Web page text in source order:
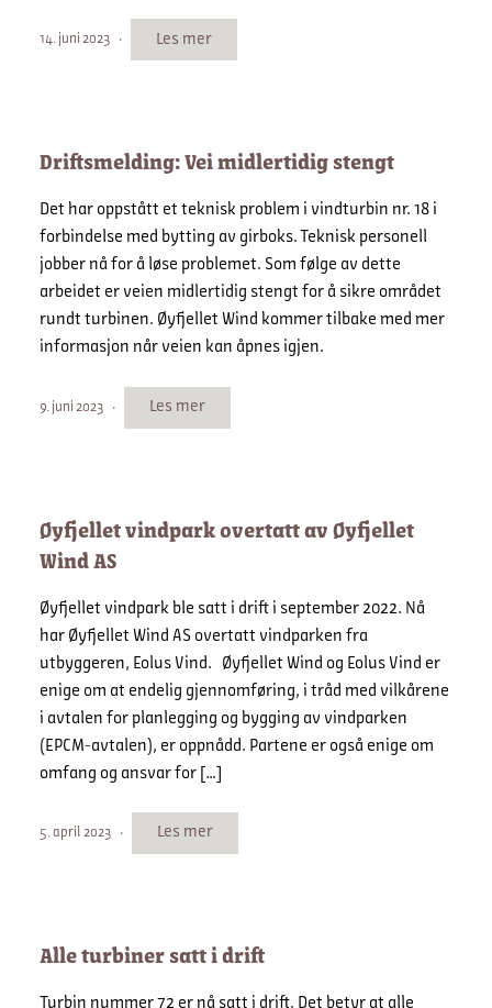
14. juni 2023 Les mer
Driftsmelding: Vei midlertidig stengt
Det har oppstått et teknisk problem i vindturbin nr. 18 i
forbindelse med bytting av girboks. Teknisk personell
jobber nå for å løse problemet. Som følge av dette
arbeidet er veien midlertidig stengt for å sikre området
rundt turbinen. Øyfjellet Wind kommer tilbake med mer
informasjon når veien kan åpnes igjen.
9. juni 2023 Les mer
Øyfjellet vindpark overtatt av Øyfjellet
Wind AS
Øyfjellet vindpark ble satt i drift i september 2022. Nå
har Øyfjellet Wind AS overtatt vindparken fra
utbyggeren, Eolus Vind. Øyfjellet Wind og Eolus Vind er
enige om at endelig gjennomføring, i tråd med vilkårene
i avtalen for planlegging og bygging av vindparken
(EPCM-avtalen), er oppnådd. Partene er også enige om
omfang og ansvar for […]
5. april 2023 Les mer
Alle turbiner satt i drift
Turbin nummer 72 er nå satt i drift. Det betyr at alle